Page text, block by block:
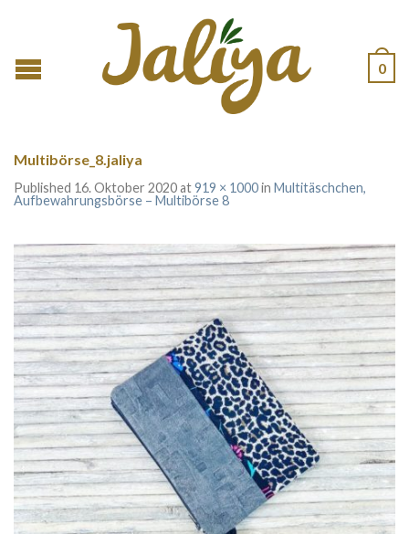
0
Multibörse_8.jaliya
Published 16. Oktober 2020at919 × 1000in Multitäschchen,
Aufbewahrungsbörse – Multibörse 8